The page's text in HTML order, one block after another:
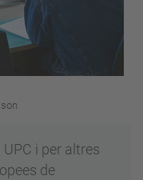
i per altres
de